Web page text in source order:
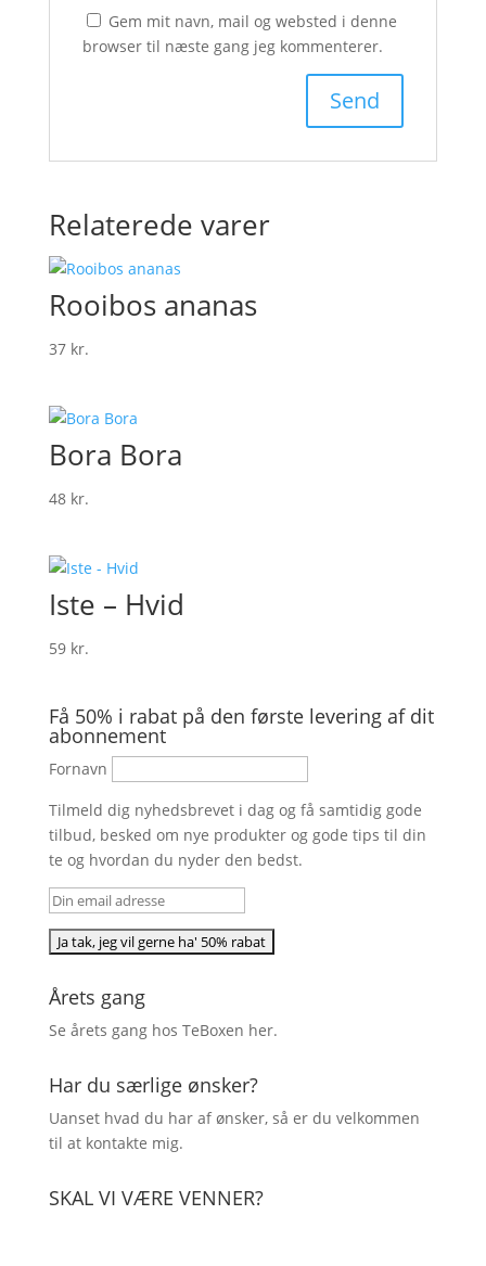
Gem mit navn, mail og websted i denne
browser til næste gang jeg kommenterer.
Relaterede varer
Rooibos ananas
37 kr.
Bora Bora
48 kr.
Iste – Hvid
59 kr.
Få 50% i rabat på den første levering af dit
abonnement
Fornavn
Tilmeld dig nyhedsbrevet i dag og få samtidig gode
tilbud, besked om nye produkter og gode tips til din
te og hvordan du nyder den bedst.
Årets gang
Se årets gang hos TeBoxen her.
Har du særlige ønsker?
Uanset hvad du har af ønsker, så er du velkommen
til at kontakte mig.
SKAL VI VÆRE VENNER?